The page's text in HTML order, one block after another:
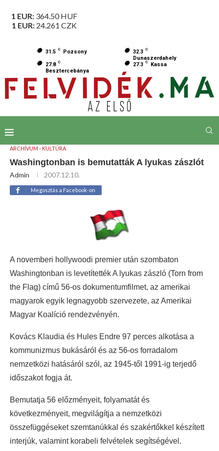
1 EUR: 364.50HUF
1 EUR: 24.261 CZK
31.5 C Pozsony 32.3 C
Dunaszerdahely
27.8 C
Besztercebánya
27.3 C Kassa
ARCHÍVUM - KULTÚRA
Washingtonban is bemutatták A lyukas zászlót
Admin 2007.12.10.
Megosztás a Facebook-on
A novemberi hollywoodi premier után szombaton
Washingtonban is levetítették A lyukas zászló (Torn from
the Flag) című 56-os dokumentumfilmet, az amerikai
magyarok egyik legnagyobb szervezete, az Amerikai
Magyar Koalíció rendezvényén.
Kovács Klaudia és Hules Endre 97 perces alkotása a
kommunizmus bukásáról és az 56-os forradalom
nemzetközi hatásáról szól, az 1945-től 1991-ig terjedő
időszakot fogja át.
Bemutatja 56 előzményeit, folyamatát és
következményeit, megvilágítja a nemzetközi
összefüggéseket szemtanúkkal és szakértőkkel készített
interjúk, valamint korabeli felvételek segítségével.